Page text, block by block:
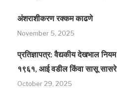
अंशराशीकरण रक्कम काढणे
November 5, 2025
प्रतिज्ञापत्र: वैद्यकीय देखभाल नियम
१९६१, आई वडील किंवा सासू सासरे
October 29, 2025